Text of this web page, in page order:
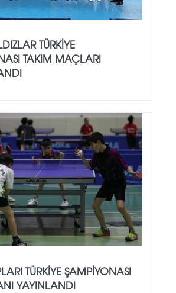
TÜRKIYE
TAKIM MAÇLARI
TÜRKIYE ŞAMPIYONASI
YAYINLANDI